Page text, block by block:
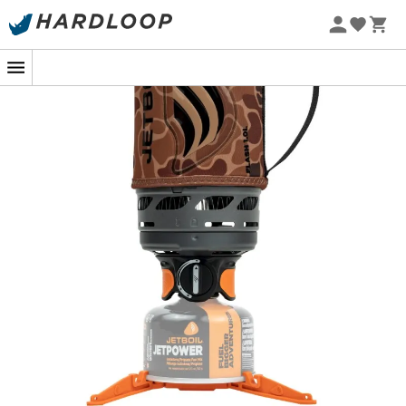
-5% Extra - Kode Summer5
Jetboil Flash Køkkensæter et kompakt og ultrakomplet
køkkensæt, der følger dig i alle dine eventyr i naturen.
optimeret gaskøkken, der består af en
brænder og en gryde . Det er meget nemt at starte
piezoelektriske tændingssystem
hvilket undgår brugen af lighter eller tændstikker. Det
bringer hurtigt vand i kog: 2,30 minutter for 1/2 liter. Den
medfølgende 1-liters kop er optimeret og udstyret med
, en varmefordeler, der
koncentrerer den producerede varme på maden
isolerende beskyttelse gør det muligt at
varm uden at brænde sig. Vi sætter pris på det
sikkerhedsniveau, der sikres af denmedfølgende